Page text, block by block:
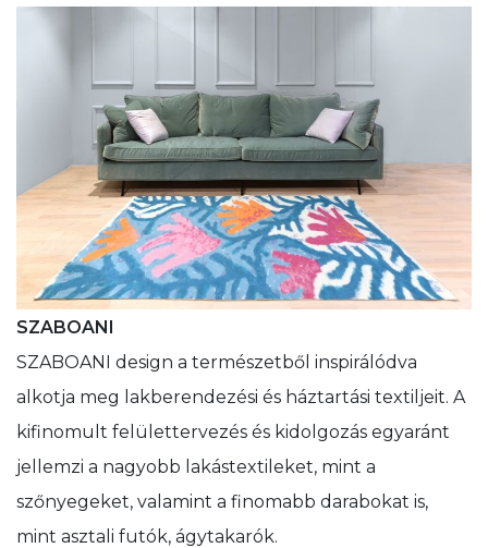
SZABOANI
SZABOANI design a természetből inspirálódva
alkotja meg lakberendezési és háztartási textiljeit. A
kifinomult felülettervezés és kidolgozás egyaránt
jellemzi a nagyobb lakástextileket, mint a
szőnyegeket, valamint a finomabb darabokat is,
mint asztali futók, ágytakarók.